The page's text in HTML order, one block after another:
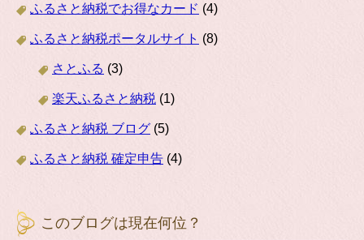
ふるさと納税でお得なカード (4)
ふるさと納税ポータルサイト (8)
さとふる (3)
楽天ふるさと納税 (1)
ふるさと納税 ブログ (5)
ふるさと納税 確定申告 (4)
このブログは現在何位？